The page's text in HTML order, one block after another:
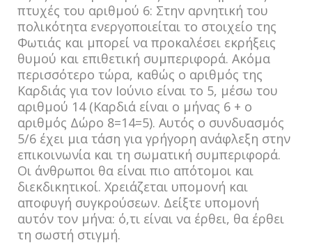
πτυχές του αριθμού 6: Στην αρνητική του
πολικότητα ενεργοποιείται το στοιχείο της
Φωτιάς και μπορεί να προκαλέσει εκρήξεις
θυμού και επιθετική συμπεριφορά. Ακόμα
περισσότερο τώρα, καθώς ο αριθμός της
Καρδιάς για τον Ιούνιο είναι το 5, μέσω του
αριθμού 14 (Καρδιά είναι ο μήνας 6 + ο
αριθμός Δώρο 8=14=5). Αυτός ο συνδυασμός
5/6 έχει μια τάση για γρήγορη ανάφλεξη στην
επικοινωνία και τη σωματική συμπεριφορά.
Οι άνθρωποι θα είναι πιο απότομοι και
διεκδικητικοί. Χρειάζεται υπομονή και
αποφυγή συγκρούσεων. Δείξτε υπομονή
αυτόν τον μήνα: ό,τι είναι να έρθει, θα έρθει
τη σωστή στιγμή.